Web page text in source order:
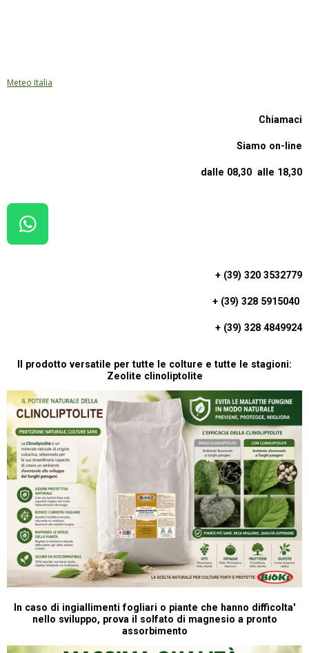
Meteo Italia
Chiamaci
Siamo on-line
dalle 08,30 alle 18,30
W
H
P
+ (39) 320 3532779
+ (39) 328 5915040
+ (39) 328 4849924
Il prodotto versatile per tutte le colture e tutte le stagioni:
Zeolite clinoliptolite
In caso di ingiallimenti fogliari o piante che hanno difficolta'
nello sviluppo, prova il solfato di magnesio a pronto
assorbimento